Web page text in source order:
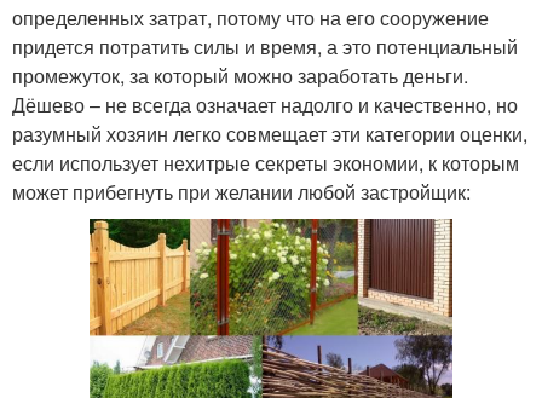
определенных затрат, потому что на его сооружение
придется потратить силы и время, а это потенциальный
промежуток, за который можно заработать деньги.
Дёшево – не всегда означает надолго и качественно, но
разумный хозяин легко совмещает эти категории оценки,
если использует нехитрые секреты экономии, к которым
может прибегнуть при желании любой застройщик: